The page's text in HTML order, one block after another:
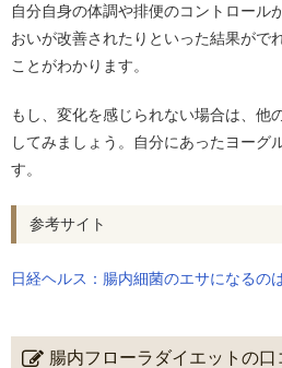
自分自身の体調や排便のコントロール
おいが改善されたりといった結果がで
ことがわかります。
もし、変化を感じられない場合は、他
してみましょう。自分にあったヨーグ
す。
参考サイト
日経ヘルス：腸内細菌のエサになるの
腸内フローラダイエットの口